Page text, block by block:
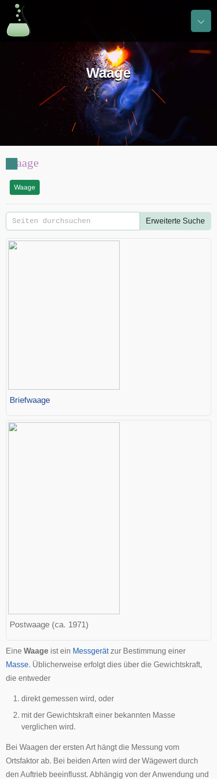
Waage
Waage
Waage
Erweiterte Suche
Briefwaage
Postwaage (ca. 1971)
Eine Waage ist ein Messgerätzur Bestimmung einer
Masse. Üblicherweise erfolgt dies über die Gewichtskraft,
die entweder
direkt gemessen wird, oder
mit der Gewichtskraft einer bekannten Masse
verglichen wird.
Bei Waagen der ersten Art hängt die Messung vom
Ortsfaktor ab. Bei beiden Arten wird der Wägewertdurch
den Auftrieb beeinflusst. Abhängig von der Anwendung und